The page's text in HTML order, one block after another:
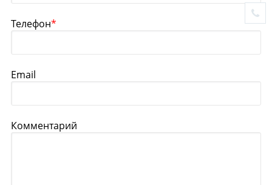
Телефон*
Email
Комментарий